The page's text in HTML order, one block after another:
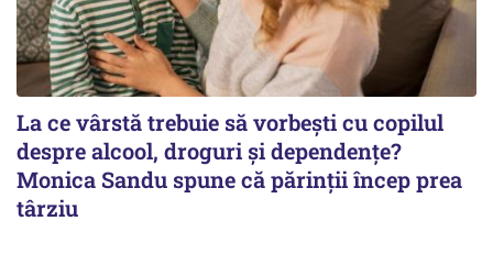
La ce vârstă trebuie să vorbești cu copilul
despre alcool, droguri și dependențe?
Monica Sandu spune că părinții încep prea
târziu